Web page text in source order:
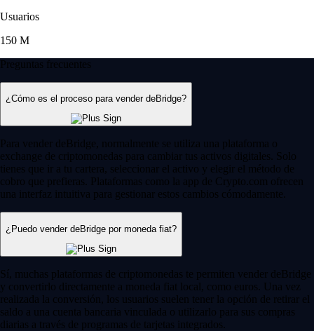
Usuarios
150 M
Preguntas frecuentes
¿Cómo es el proceso para vender deBridge?
Para vender deBridge, normalmente se utiliza una plataforma o
exchange de criptomonedas para cambiar tus activos digitales. Solo
tienes que ir a tu cartera, seleccionar el activo y elegir el método de
cobro que prefieras. Plataformas como la app de Crypto.com ofrecen
una interfaz intuitiva para gestionar estos cambios cómodamente.
¿Puedo vender deBridge por moneda fiat?
Sí, muchas plataformas de criptomonedas te permiten vender deBridge
y convertirlo directamente a moneda fiat local, como euros. Una vez
realizada la conversión, los usuarios suelen tener la opción de retirar el
saldo a una cuenta bancaria vinculada o utilizarlo para sus compras
diarias a través de programas de tarjetas integrados.